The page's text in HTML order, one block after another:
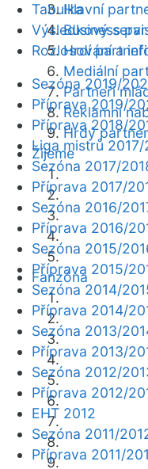
Hlavní
Business
Hrdí partneři
Mediální
Partneři
Reklamní
Hrdý
Žijeme
Fanzóna
Tabulka
Výsledkový
Rozlosování a
Sezóna 2019/
Příprava 2019/
Příprava 2018/
Liga mistrů 2017/
Sezóna 2017/
Příprava 2017/
Sezóna 2016/
Příprava 2016/
Sezóna 2015/
Příprava 2015/
Sezóna 2014/
Příprava 2014/
Sezóna 2013/
Příprava 2013/
Sezóna 2012/
Příprava 2012/
EHT 2012
Sezóna 2011/
Příprava 2011/